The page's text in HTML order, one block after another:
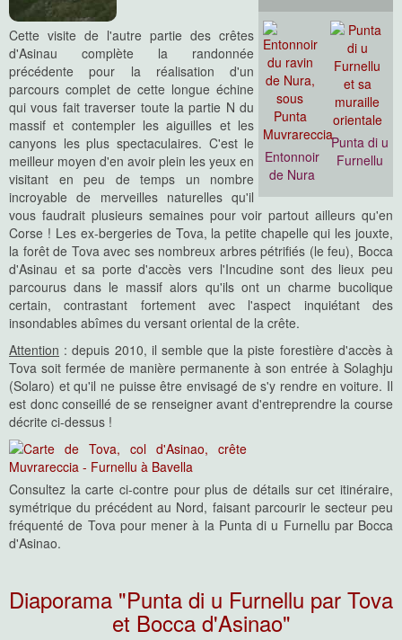
Entonnoir
de Nura
Punta di u
Furnellu
Cette visite de l'autre partie des crêtes
d'Asinau complète la randonnée
précédente pour la réalisation d'un
parcours complet de cette longue échine
qui vous fait traverser toute la partie N du
massif et contempler les aiguilles et les
canyons les plus spectaculaires. C'est le
meilleur moyen d'en avoir plein les yeux en
visitant en peu de temps un nombre
incroyable de merveilles naturelles qu'il
vous faudrait plusieurs semaines pour voir partout ailleurs qu'en
Corse ! Les ex-bergeries de Tova, la petite chapelle qui les jouxte,
la forêt de Tova avec ses nombreux arbres pétrifiés (le feu), Bocca
d'Asinau et sa porte d'accès vers l'Incudine sont des lieux peu
parcourus dans le massif alors qu'ils ont un charme bucolique
certain, contrastant fortement avec l'aspect inquiétant des
insondables abîmes du versant oriental de la crête.
Attention : depuis 2010, il semble que la piste forestière d'accès à
Tova soit fermée de manière permanente à son entrée à Solaghju
(Solaro) et qu'il ne puisse être envisagé de s'y rendre en voiture. Il
est donc conseillé de se renseigner avant d'entreprendre la course
décrite ci-dessus !
Consultez la carte ci-contre pour plus de détails sur cet itinéraire,
symétrique du précédent au Nord, faisant parcourir le secteur peu
fréquenté de Tova pour mener à la Punta di u Furnellu par Bocca
d'Asinao.
Diaporama "Punta di u Furnellu par Tova
et Bocca d'Asinao"